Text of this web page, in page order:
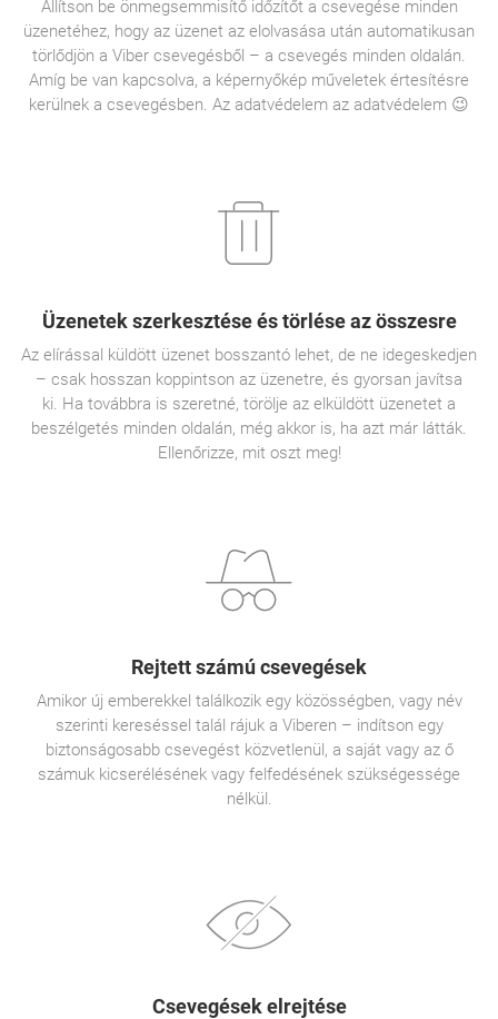
Állítson be önmegsemmisítő időzítőt a csevegése minden
üzenetéhez, hogy az üzenet az elolvasása után automatikusan
törlődjön a Viber csevegésből – a csevegés minden oldalán.
Amíg be van kapcsolva, a képernyőkép műveletek értesítésre
kerülnek a csevegésben. Az adatvédelem az adatvédelem 😉
Üzenetek szerkesztése és törlése az összesre
Az elírással küldött üzenet bosszantó lehet, de ne idegeskedjen
– csak hosszan koppintson az üzenetre, és gyorsan javítsa
ki. Ha továbbra is szeretné, törölje az elküldött üzenetet a
beszélgetés minden oldalán, még akkor is, ha azt már látták.
Ellenőrizze, mit oszt meg!
Rejtett számú csevegések
Amikor új emberekkel találkozik egy közösségben, vagy név
szerinti kereséssel talál rájuk a Viberen – indítson egy
biztonságosabb csevegést közvetlenül, a saját vagy az ő
számuk kicserélésének vagy felfedésének szükségessége
nélkül.
Csevegések elrejtése